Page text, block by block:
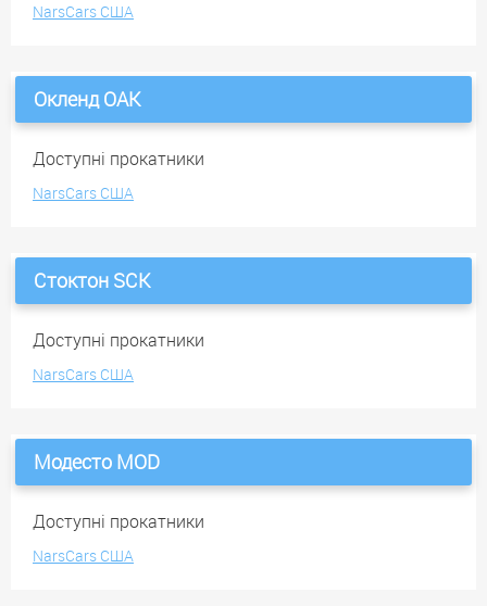
NarsCars США
Окленд OAK
Доступні прокатники
NarsCars США
Стоктон SCK
Доступні прокатники
NarsCars США
Модесто MOD
Доступні прокатники
NarsCars США